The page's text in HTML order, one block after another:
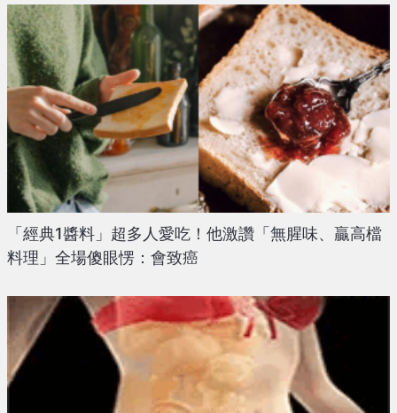
「經典1醬料」超多人愛吃！他激讚「無腥味、贏高檔
料理」全場傻眼愣：會致癌